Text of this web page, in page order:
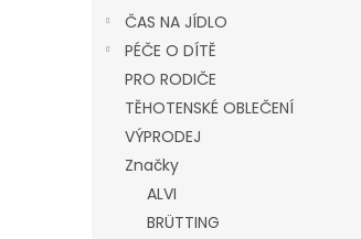
ČAS NA JÍDLO
PÉČE O DÍTĚ
PRO RODIČE
TĚHOTENSKÉ OBLEČENÍ
VÝPRODEJ
Značky
ALVI
BRÜTTING